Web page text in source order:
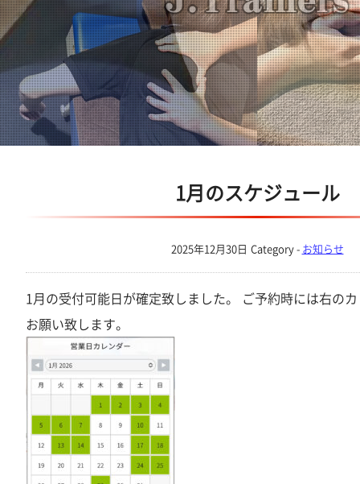
1月のスケジュール
2025年12月30日 Category - お知らせ
1月の受付可能日が確定致しました。 ご予約時には右の
お願い致します。